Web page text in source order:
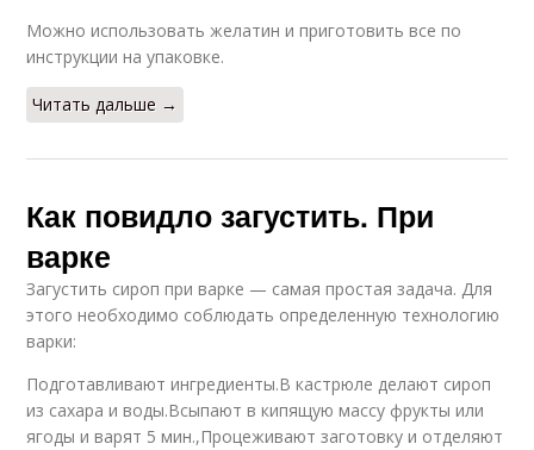
Можно использовать желатин и приготовить все по
инструкции на упаковке.
Читать дальше →
Как повидло загустить. При
варке
Загустить сироп при варке — самая простая задача. Для
этого необходимо соблюдать определенную технологию
варки:
Подготавливают ингредиенты.В кастрюле делают сироп
из сахара и воды.Всыпают в кипящую массу фрукты или
ягоды и варят 5 мин.,Процеживают заготовку и отделяют